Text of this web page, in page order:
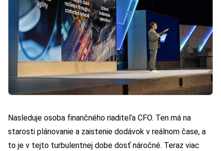
Nasleduje osoba finančného riaditeľa CFO. Ten má na
starosti plánovanie a zaistenie dodávok v reálnom čase, a
to je v tejto turbulentnej dobe dosť náročné. Teraz viac